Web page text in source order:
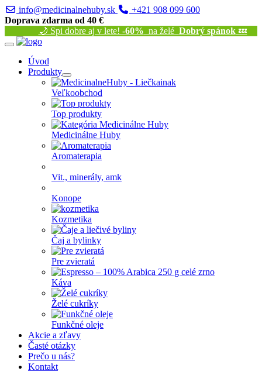
info@medicinalnehuby.sk
+421 908 099 600
Doprava zdarma od 40 €
🌙 Spi dobre aj v lete! -60% na želé Dobrý spánok💤
Úvod
Produkty
Veľkoobchod
Top produkty
Medicinálne Huby
Aromaterapia
Vit., minerály, amk
Konope
Kozmetika
Čaj a bylinky
Pre zvieratá
Káva
Želé cukríky
Funkčné oleje
Akcie a zľavy
Časté otázky
Prečo u nás?
Kontakt